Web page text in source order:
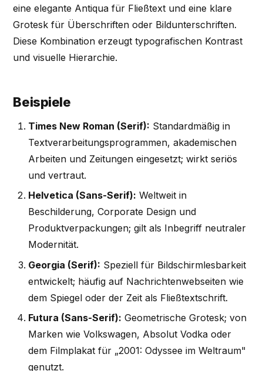
eine elegante Antiqua für Fließtext und eine klare
Grotesk für Überschriften oder Bildunterschriften.
Diese Kombination erzeugt typografischen Kontrast
und visuelle Hierarchie.
Beispiele
Times New Roman (Serif): Standardmäßig in
Textverarbeitungsprogrammen, akademischen
Arbeiten und Zeitungen eingesetzt; wirkt seriös
und vertraut.
Helvetica (Sans-Serif): Weltweit in
Beschilderung, Corporate Design und
Produktverpackungen; gilt als Inbegriff neutraler
Modernität.
Georgia (Serif): Speziell für Bildschirmlesbarkeit
entwickelt; häufig auf Nachrichtenwebseiten wie
dem Spiegel oder der Zeit als Fließtextschrift.
Futura (Sans-Serif): Geometrische Grotesk; von
Marken wie Volkswagen, Absolut Vodka oder
dem Filmplakat für „2001: Odyssee im Weltraum"
genutzt.